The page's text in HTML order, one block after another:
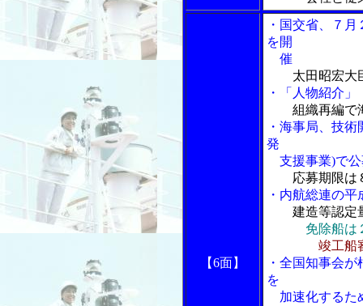
【6面】
・国交省、７
を開
催
太田昭宏大
・「人物紹介
組織再編で
・海事局、技
発
支援事業)で公
応募期限は
・内航総連の
建造等認定
免除船は
竣工船
・全国知事会
を
加速化するた